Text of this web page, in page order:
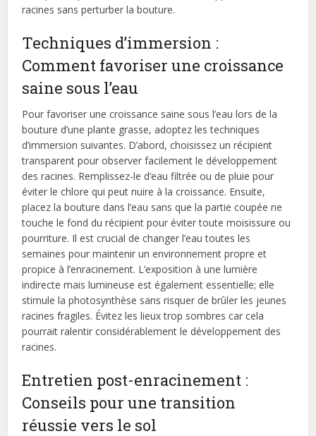
racines sans perturber la bouture.
Techniques d’immersion :
Comment favoriser une croissance
saine sous l’eau
Pour favoriser une croissance saine sous l’eau lors de la
bouture d’une plante grasse, adoptez les techniques
d’immersion suivantes. D’abord, choisissez un récipient
transparent pour observer facilement le développement
des racines. Remplissez-le d’eau filtrée ou de pluie pour
éviter le chlore qui peut nuire à la croissance. Ensuite,
placez la bouture dans l’eau sans que la partie coupée ne
touche le fond du récipient pour éviter toute moisissure ou
pourriture. Il est crucial de changer l’eau toutes les
semaines pour maintenir un environnement propre et
propice à l’enracinement. L’exposition à une lumière
indirecte mais lumineuse est également essentielle; elle
stimule la photosynthèse sans risquer de brûler les jeunes
racines fragiles. Évitez les lieux trop sombres car cela
pourrait ralentir considérablement le développement des
racines.
Entretien post-enracinement :
Conseils pour une transition
réussie vers le sol